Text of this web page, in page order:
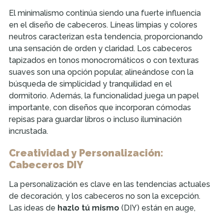
El minimalismo continúa siendo una fuerte influencia
en el diseño de cabeceros. Líneas limpias y colores
neutros caracterizan esta tendencia, proporcionando
una sensación de orden y claridad. Los cabeceros
tapizados en tonos monocromáticos o con texturas
suaves son una opción popular, alineándose con la
búsqueda de simplicidad y tranquilidad en el
dormitorio. Además, la funcionalidad juega un papel
importante, con diseños que incorporan cómodas
repisas para guardar libros o incluso iluminación
incrustada.
Creatividad y Personalización:
Cabeceros DIY
La personalización es clave en las tendencias actuales
de decoración, y los cabeceros no son la excepción.
Las ideas de hazlo tú mismo (DIY) están en auge,